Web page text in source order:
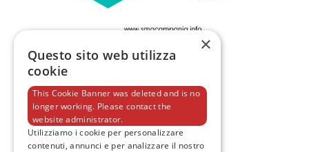
×
Questo sito web utilizza
cookie
This Cookie Banner was deleted and is no
longer working. Please contact the
website administrator.
Utilizziamo i cookie per personalizzare
contenuti, annunci e per analizzare il nostro